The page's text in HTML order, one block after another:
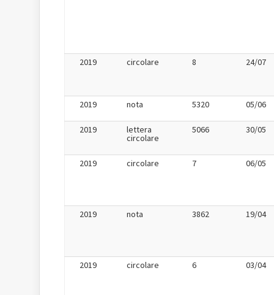
2019 circolare 8 24/07
2019 nota 5320 05/06
2019 lettera
circolare
5066 30/05
2019 circolare 7 06/05
2019 nota 3862 19/04
2019 circolare 6 03/04